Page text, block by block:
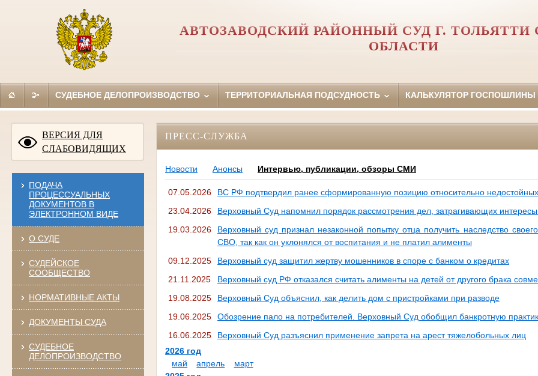
АВТОЗАВОДСКИЙ РАЙОННЫЙ СУД Г. ТОЛЬЯТТИ
ОБЛАСТИ
СУДЕБНОЕ ДЕЛОПРОИЗВОДСТВО ТЕРРИТОРИАЛЬНАЯ ПОДСУДНОСТЬ КАЛЬКУЛЯТОР ГОСПОШЛИНЫ
ВЕРСИЯ ДЛЯ
СЛАБОВИДЯЩИХ
ПОДАЧА
ПРОЦЕССУАЛЬНЫХ
ДОКУМЕНТОВ В
ЭЛЕКТРОННОМ ВИДЕ
О СУДЕ
СУДЕЙСКОЕ
СООБЩЕСТВО
НОРМАТИВНЫЕ АКТЫ
ДОКУМЕНТЫ СУДА
СУДЕБНОЕ
ДЕЛОПРОИЗВОДСТВО
ПРЕСС-СЛУЖБА
Новости Анонсы Интервью, публикации, обзоры СМИ
07.05.2026
ВС РФ подтвердил ранее сформированную позицию относительно
23.04.2026
Верховный Суд напомнил порядок рассмотрения дел, затрагивающих
19.03.2026
Верховный суд признал незаконной попытку отца получить наследство
СВО, так как он уклонялся от воспитания и не платил алименты
09.12.2025
Верховный суд защитил жертву мошенников в споре с банком о кредитах
21.11.2025
Верховный суд РФ отказался считать алименты на детей от другого брака
19.08.2025
Верховный Суд объяснил, как делить дом с пристройками при разводе
19.06.2025
Обозрение пало на потребителей. Верховный Суд обобщил банкротную
16.06.2025
Верховный Суд разъяснил применение запрета на арест тяжелобольных лиц
2026 год
май
апрель
март